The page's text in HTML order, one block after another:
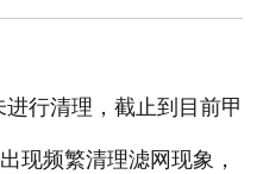
行清理，截止到目前甲
现频繁清理滤网现象，